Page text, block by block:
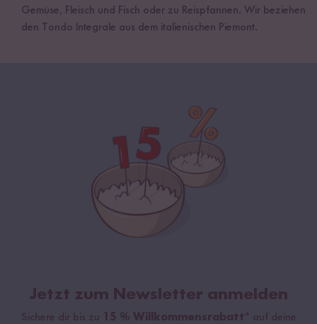
Gemüse, Fleisch und Fisch oder zu Reispfannen. Wir beziehen
den Tondo Integrale aus dem italienischen Piemont.
Jetzt zum Newsletter anmelden
Sichere dir bis zu 15 % Willkommensrabatt* auf deine